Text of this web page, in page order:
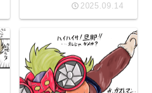
2025.09.14